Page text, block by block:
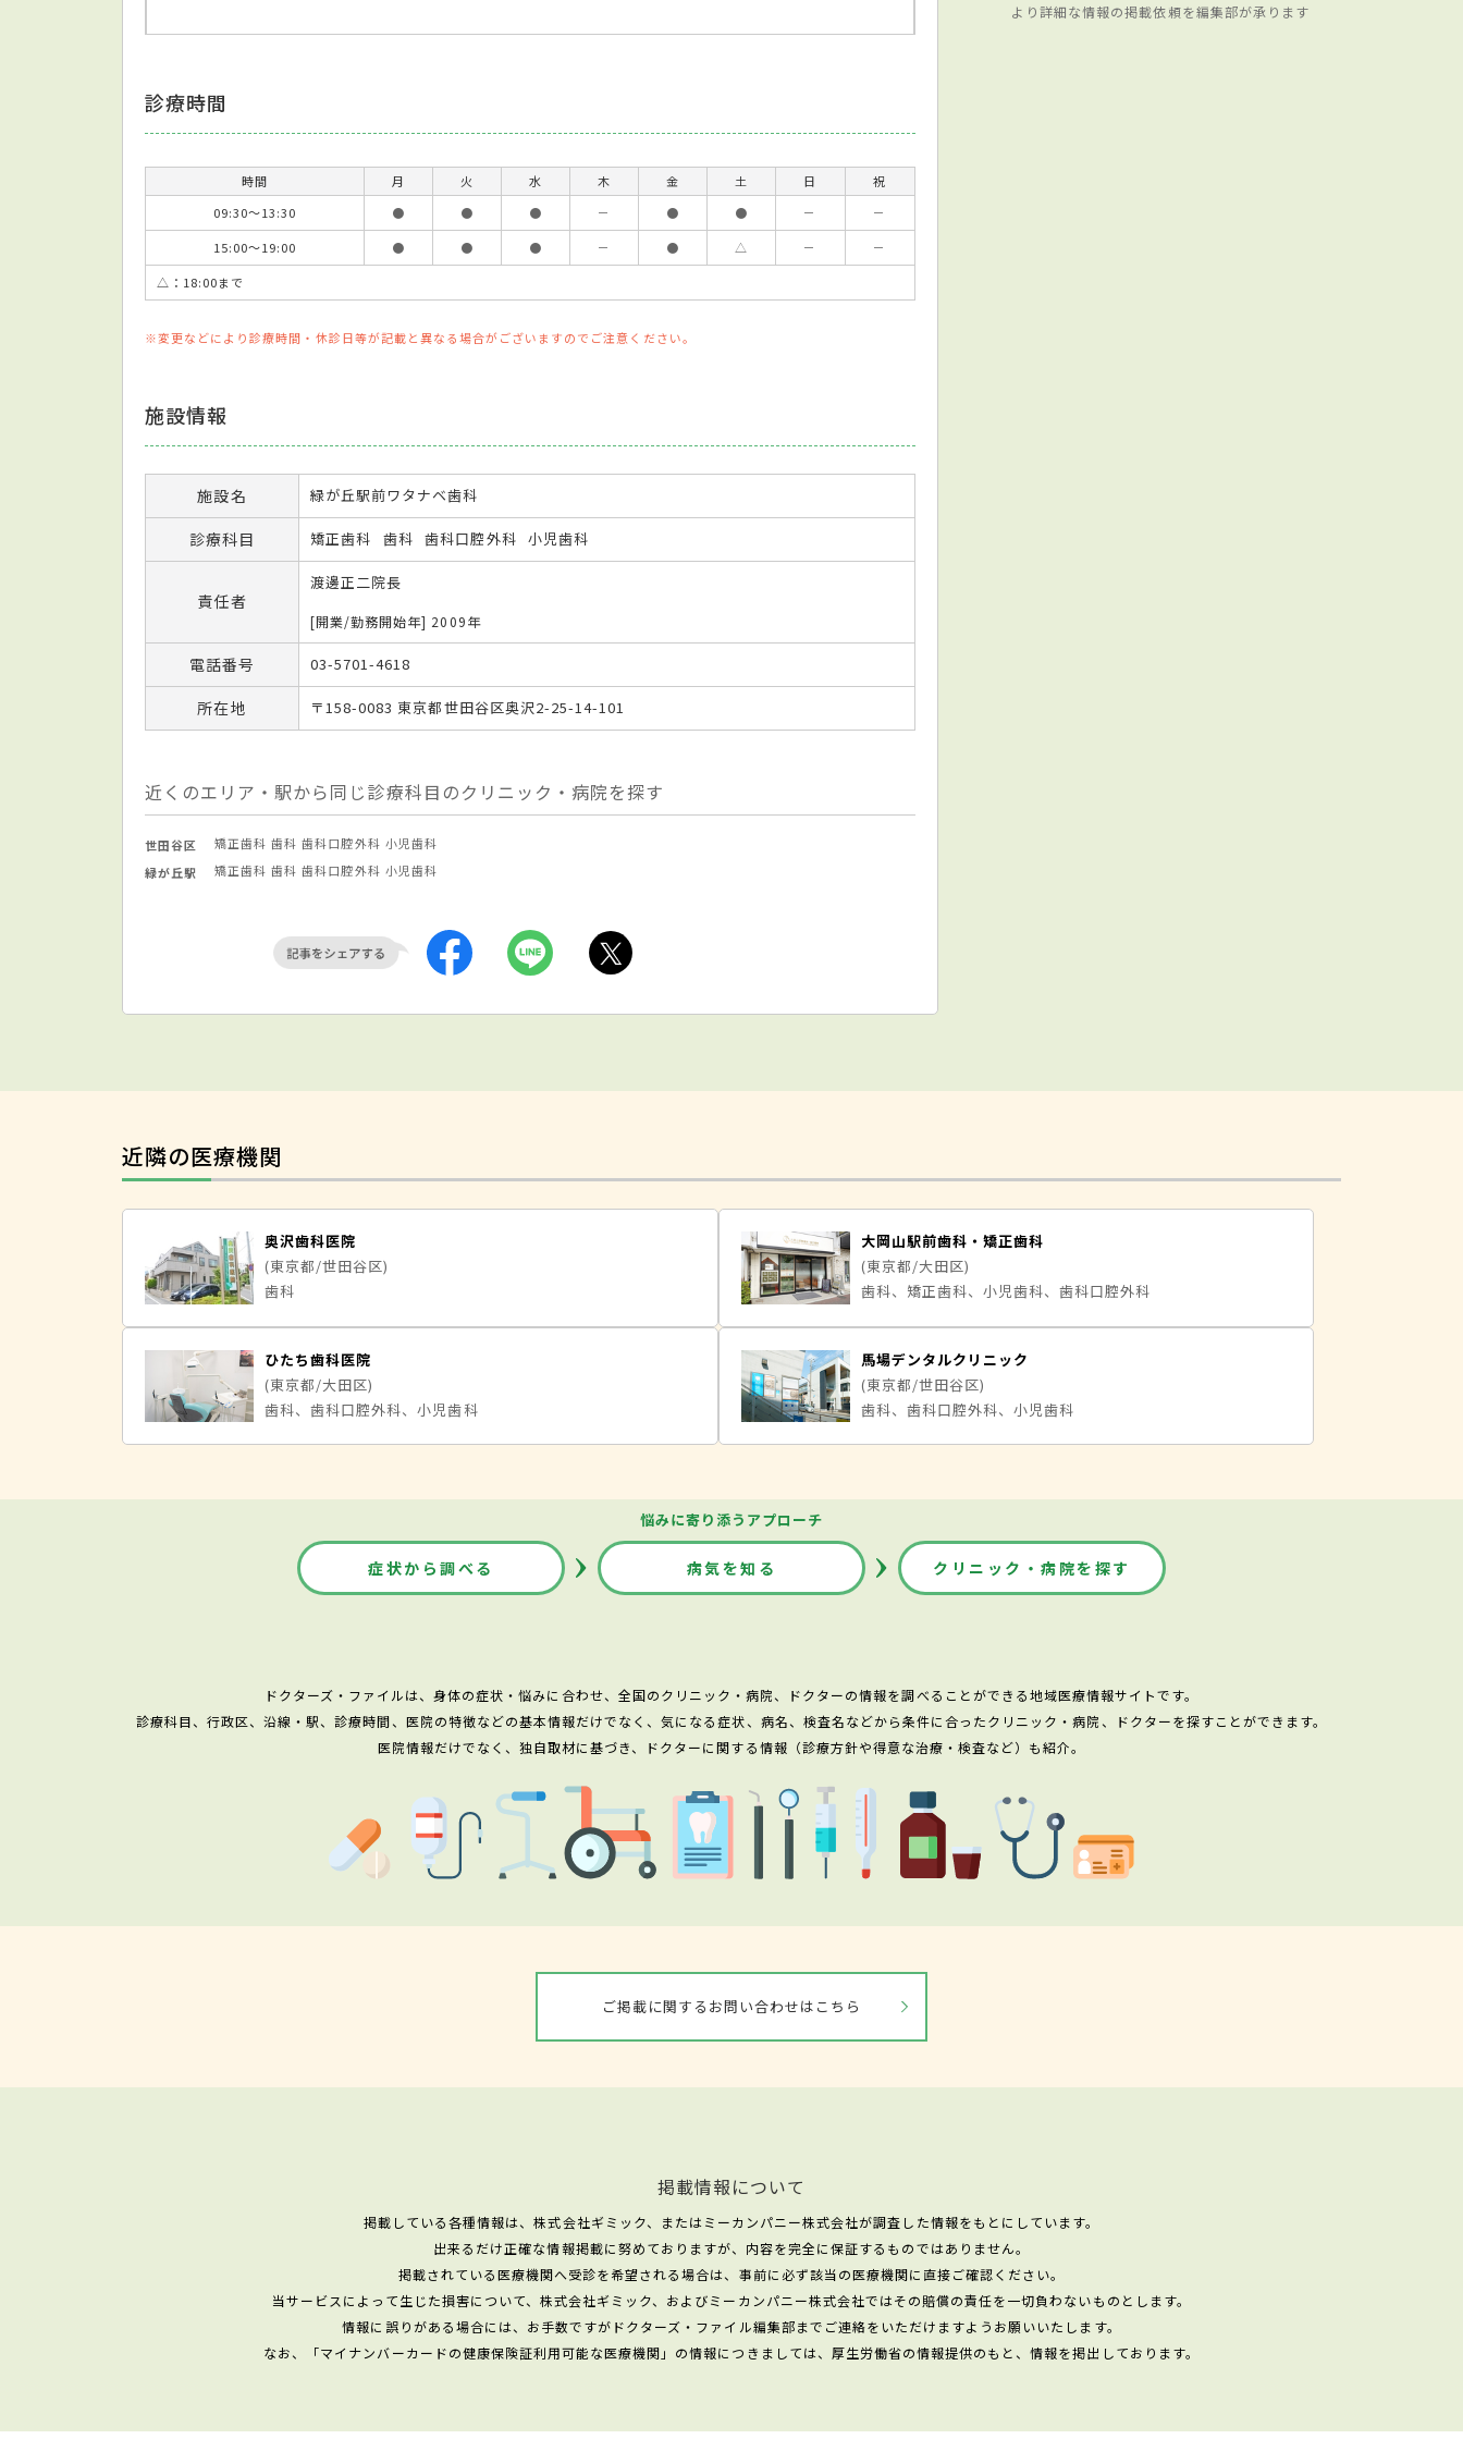
診療時間
時間 月 火 水 木 金 土 日
祝
09:30～13:30
● ● ● － ● ● －
－
15:00～19:00
● ● ● － ● △ －
－
△：18:00まで
※変更などにより診療時間・休診日等が記載と異なる場合がございますのでご注意ください。
施設情報
施設名 緑が丘駅前ワタナベ歯科
診療科目 矯正歯科 歯科 歯科口腔外科 小児歯科
責任者
渡邊正二院長
[開業/勤務開始年] 2009年
電話番号 03-5701-4618
所在地 〒158-0083 東京都世田谷区奥沢2-25-14-101
近くのエリア・駅から同じ診療科目のクリニック・病院を探す
世田谷区 矯正歯科 歯科 歯科口腔外科 小児歯科
緑が丘駅
矯正歯科 歯科 歯科口腔外科 小児歯科
より詳細な情報の掲載依頼を編集部が承ります
近隣の医療機関
奥沢歯科医院
(東京都/世田谷区)
歯科
大岡山駅前歯科・矯正歯科
(東京都/大田区)
歯科、矯正歯科、小児歯科、歯科口腔外科
ひたち歯科医院
(東京都/大田区)
歯科、歯科口腔外科、小児歯科
馬場デンタルクリニック
(東京都/世田谷区)
歯科、歯科口腔外科、小児歯科
悩みに寄り添うアプローチ
症状から調べる 病気を知る クリニック・病院を探す
ドクターズ・ファイルは、身体の症状・悩みに合わせ、全国のクリニック・病院、ドクターの情報を調べることができる地域医療情報サイトです。
診療科目、行政区、沿線・駅、診療時間、医院の特徴などの基本情報だけでなく、気になる症状、病名、検査名などから条件に合ったクリニック・病院、ドクターを探すことができます。
医院情報だけでなく、独自取材に基づき、ドクターに関する情報（診療方針や得意な治療・検査など）も紹介。
ご掲載に関するお問い合わせはこちら
掲載情報について
掲載している各種情報は、株式会社ギミック、またはミーカンパニー株式会社が調査した情報をもとにしています。
出来るだけ正確な情報掲載に努めておりますが、内容を完全に保証するものではありません。
掲載されている医療機関へ受診を希望される場合は、事前に必ず該当の医療機関に直接ご確認ください。
当サービスによって生じた損害について、株式会社ギミック、およびミーカンパニー株式会社ではその賠償の責任を一切負わないものとします。
情報に誤りがある場合には、お手数ですがドクターズ・ファイル編集部までご連絡をいただけますようお願いいたします。
なお、「マイナンバーカードの健康保険証利用可能な医療機関」の情報につきましては、厚生労働省の情報提供のもと、情報を掲出しております。